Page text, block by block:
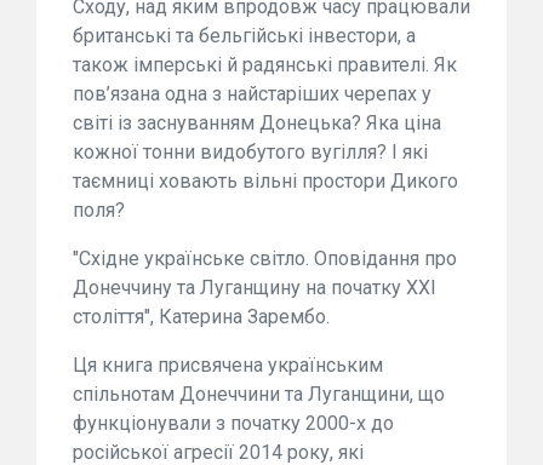
Сходу, над яким впродовж часу працювали
британські та бельгійські інвестори, а
також імперські й радянські правителі. Як
пов’язана одна з найстаріших черепах у
світі із заснуванням Донецька? Яка ціна
кожної тонни видобутого вугілля? І які
таємниці ховають вільні простори Дикого
поля?
"Східне українське світло. Оповідання про
Донеччину та Луганщину на початку XXI
століття", Катерина Зарембо.
Ця книга присвячена українським
спільнотам Донеччини та Луганщини, що
функціонували з початку 2000-х до
російської агресії 2014 року, які